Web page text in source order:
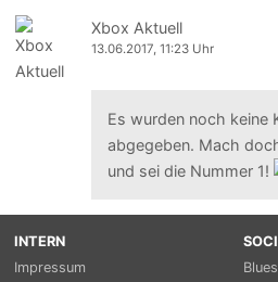
Xbox Aktuell
13.06.2017, 11:23 Uhr
Es wurden noch keine
abgegeben. Mach
und sei die Nummer 1!
INTERN
Impressum